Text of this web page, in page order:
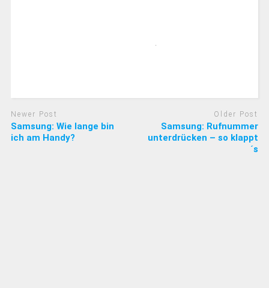
Newer Post
Samsung: Wie lange bin
ich am Handy?
Older Post
Samsung: Rufnummer
unterdrücken – so klappt
´s